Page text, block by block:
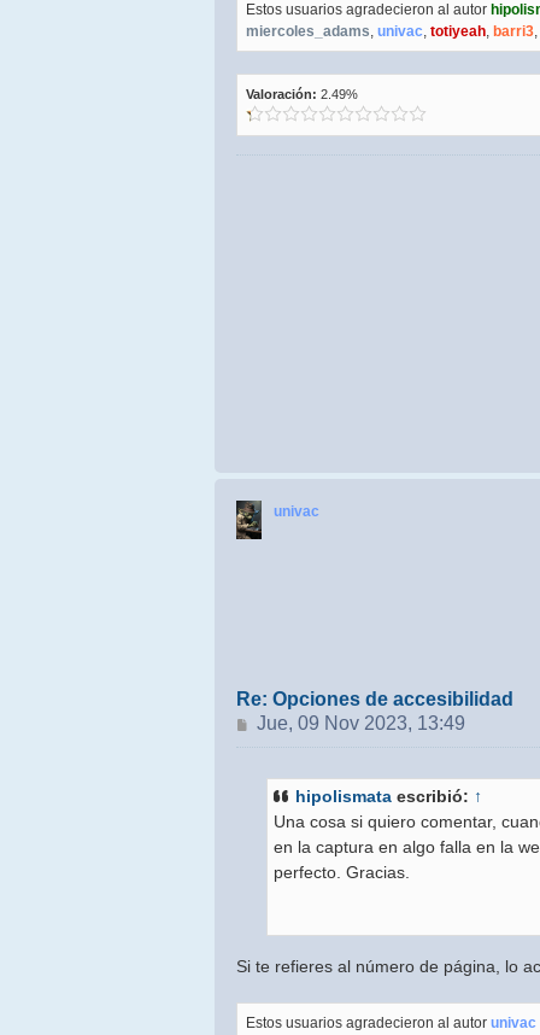
Estos usuarios agradecieron al autor
miercoles_adams, univac, totiyeah, barri3,
Valoración: 2.49%
univac
Re: Opciones de accesibilidad
Mensaje
Jue, 09 Nov 2023, 13:49
hipolismata escribió: ↑
Una cosa si quiero comentar,
en la captura en algo falla en la
perfecto. Gracias.
Si te refieres al número de página, lo
Estos usuarios agradecieron al autor univac